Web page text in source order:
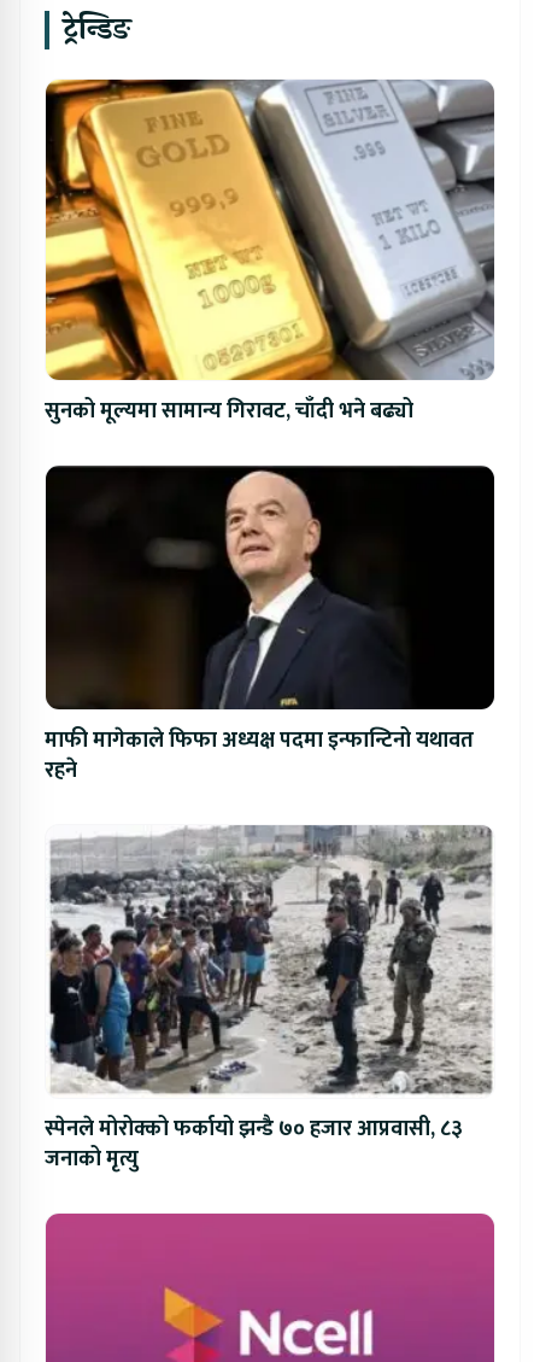
ट्रेन्डिङ
सुनको मूल्यमा सामान्य गिरावट, चाँदी भने बढ्यो
माफी मागेकाले फिफा अध्यक्ष पदमा इन्फान्टिनो यथावत
रहने
स्पेनले मोरोक्को फर्कायो झन्डै ७० हजार आप्रवासी, ८३
जनाको मृत्यु